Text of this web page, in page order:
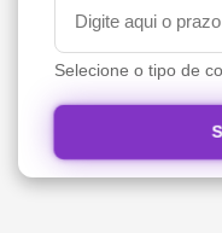
Selecione o tipo de